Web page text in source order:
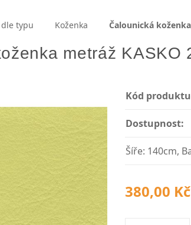
dle typu Koženka Čalounická
metráž KASKO
Kód
Dostupnost:
Šíře: 140cm,
380,00 Kč